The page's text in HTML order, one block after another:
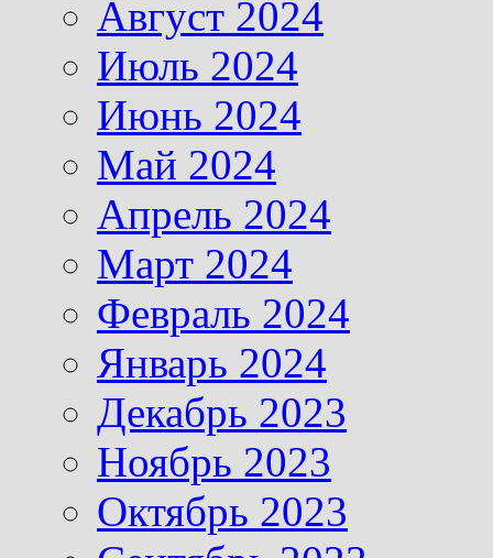
Август 2024
Июль 2024
Июнь 2024
Май 2024
Апрель 2024
Март 2024
Февраль 2024
Январь 2024
Декабрь 2023
Ноябрь 2023
Октябрь 2023